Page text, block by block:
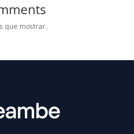
que mostrar.